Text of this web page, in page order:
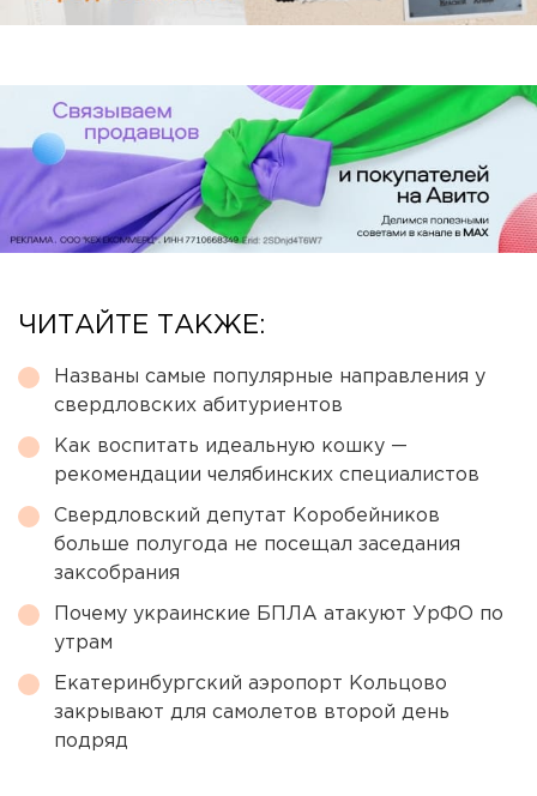
ЧИТАЙТЕ ТАКЖЕ:
Названы самые популярные направления у
свердловских абитуриентов
Как воспитать идеальную кошку —
рекомендации челябинских специалистов
Свердловский депутат Коробейников
больше полугода не посещал заседания
заксобрания
Почему украинские БПЛА атакуют УрФО по
утрам
Екатеринбургский аэропорт Кольцово
закрывают для самолетов второй день
подряд